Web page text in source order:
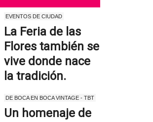
EVENTOS DE CIUDAD
La Feria de las
Flores también se
vive donde nace
la tradición.
DE BOCA EN BOCA VINTAGE - TBT
Un homenaje de